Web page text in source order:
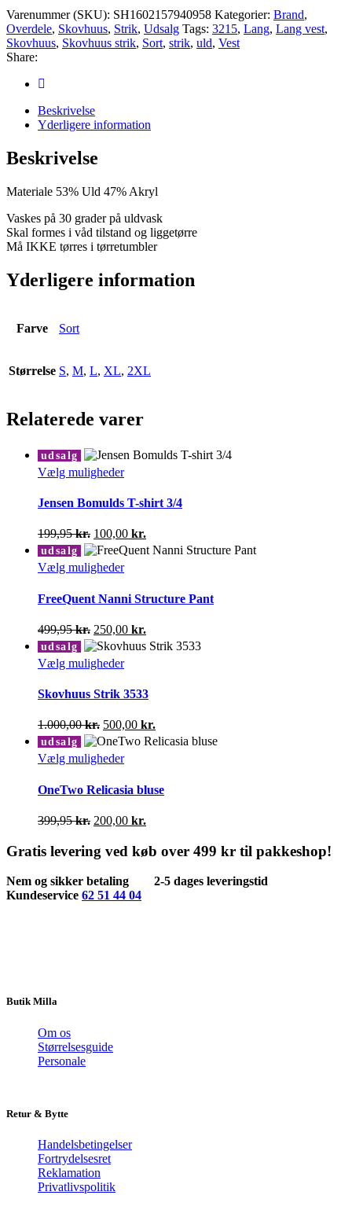
Varenummer (SKU): SH1602157940958 Kategorier: Brand,
Overdele, Skovhuus, Strik, Udsalg Tags: 3215, Lang, Lang vest,
Skovhuus, Skovhuus strik, Sort, strik, uld, Vest
Share:
Beskrivelse
Yderligere information
Beskrivelse
Materiale 53% Uld 47% Akryl
Vaskes på 30 grader på uldvask
Skal formes i våd tilstand og liggetørre
Må IKKE tørres i tørretumbler
Yderligere information
Farve Sort
Størrelse S, M, L, XL, 2XL
Relaterede varer
udsalg
Vælg mulighederDette
har
varianter.
Mulighederne
kan
vælges
varesiden
Jensen Bomulds T-shirt 3/4
199,95kr. Den
oprindelige
pris
var:
100,00 kr.
aktuelle
udsalg
Vælg mulighederDette
har
flere
varianter.
Mulighederne
kan
vælges
varesiden
FreeQuent Nanni Structure Pant
499,95kr. Den
oprindelige
pris
var:
250,00 kr.
aktuelle
udsalg
Vælg mulighederDette
har
varianter.
Mulighederne
kan
vælges
varesiden
Skovhuus Strik 3533
1.000,00kr. Den
oprindelige
pris
var:
500,00 kr.
aktuelle
udsalg
Vælg mulighederDette
har
flere
varianter.
Mulighederne
vælges
varesiden
OneTwo Relicasia bluse
399,95kr. Den
pris
var:
399,95 kr..
200,00 kr.
pris
200,00 kr..
Gratis levering ved køb over 499 kr til pakkeshop!
Nem og sikker betaling
2-5 dages leveringstid
Kundeservice 62 51 44 04
Butik Milla
Om os
Størrelsesguide
Personale
Retur & Bytte
Handelsbetingelser
Fortrydelsesret
Reklamation
Privatlivspolitik